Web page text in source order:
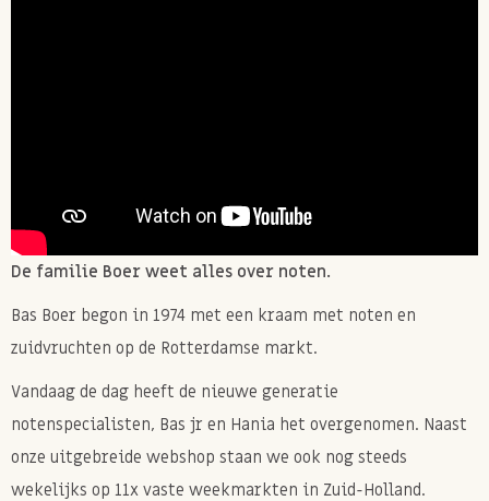
De familie Boer weet alles over noten.
Bas Boer begon in 1974 met een kraam met noten en
zuidvruchten op de Rotterdamse markt.
Vandaag de dag heeft de nieuwe generatie
notenspecialisten, Bas jr en Hania het overgenomen. Naast
onze uitgebreide webshop staan we ook nog steeds
wekelijks op 11x vaste weekmarkten in Zuid-Holland.